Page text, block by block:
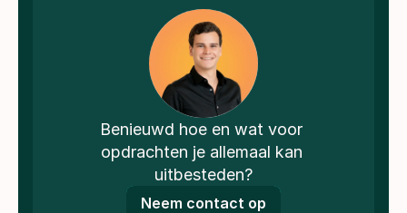
Benieuwd hoe en wat voor
opdrachten je allemaal kan
uitbesteden?
Neem contact op